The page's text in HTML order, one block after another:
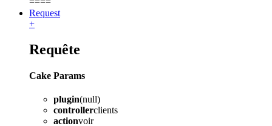
====
Request
+
Requête
Cake Params
plugin(null)
controllerclients
actionvoir